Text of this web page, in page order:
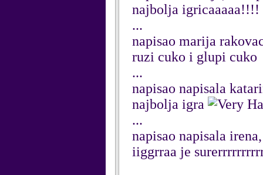
najbolja igricaaaaa!!!!
...
napisao marija
ruzi cuko i glupi cuko
...
napisao napisala
najbolja igra
...
napisao napisala
iiggrraa je